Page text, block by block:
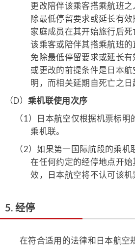
更改陪伴该乘客搭乘航班
除最低停留要求或延长有
家庭成员在其开始旅行后
该乘客或陪伴其搭乘航班
免除最低停留要求或延长
或更改的前提条件是日本
明，而相关延期自死亡之日
（D） 乘机联使用次序
（1）
日本航空仅根据机票标明
乘机联。
（2）如果第一国际航段的乘机
在任何约定的经停地点开
效，日本航空将不认可该机
5. 经停
在符合适用的法律和日本航空